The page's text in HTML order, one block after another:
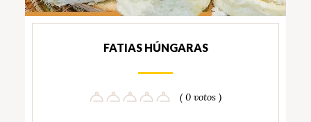
FATIAS HÚNGARAS
( 0 votos )